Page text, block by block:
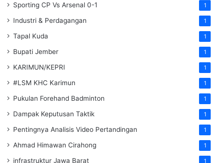
Sporting CP Vs Arsenal 0-1 1
Industri & Perdagangan 1
Tapal Kuda 1
Bupati Jember 1
KARIMUN/KEPRI 1
#LSM KHC Karimun 1
Pukulan Forehand Badminton 1
Dampak Keputusan Taktik 1
Pentingnya Analisis Video Pertandingan 1
Ahmad Himawan Cirahong 1
infrastruktur Jawa Barat 1